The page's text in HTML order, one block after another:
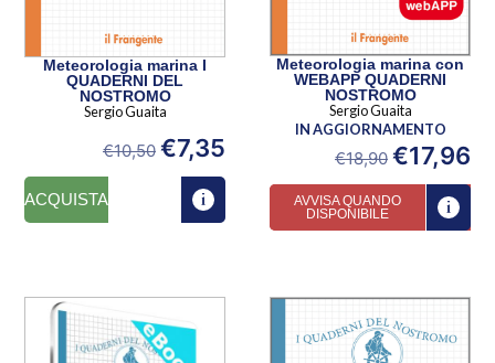
Meteorologia marina I
QUADERNI DEL
NOSTROMO
Sergio Guaita
€10,50 €7,35
ACQUISTA
Meteorologia marina con
WEBAPP QUADERNI
NOSTROMO
Sergio Guaita
IN AGGIORNAMENTO
€18,90 €17,96
AVVISA QUANDO
DISPONIBILE